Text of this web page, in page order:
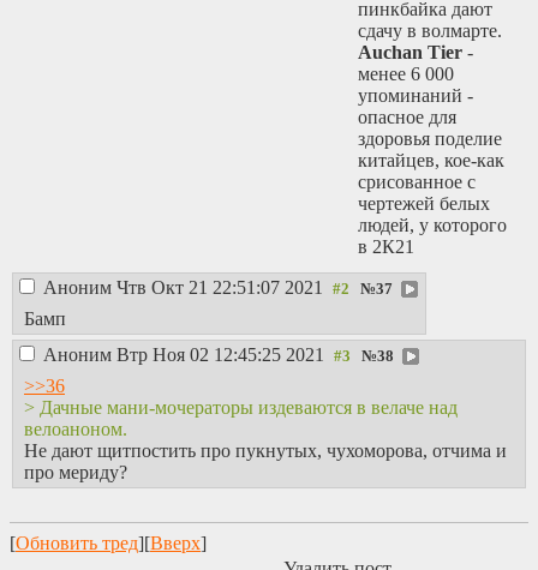
пинкбайка дают
сдачу в волмарте.
Auchan Tier -
менее 6 000
упоминаний -
опасное для
здоровья поделие
китайцев, кое-как
срисованное с
чертежей белых
людей, у которого
в 2К21
отваливается
краска и стаканы
что за бренд),
парни из
Shit tier - менее
(как оно туда
попало вообще?).
производитель ни
Аноним Чтв Окт 21 22:51:07 2021 №37
Бамп
Аноним Втр Ноя 02 12:45:25 2021 №38
>>36
> Дачные мани-мочераторы издеваются в велаче над
велоаноном.
Не дают щитпостить про пукнутых, чухоморова, отчима и
про мериду?
[Обновить тред][Вверх]